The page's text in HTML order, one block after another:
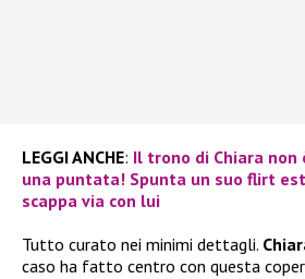
LEGGI ANCHE: Il trono di Chiara non
una puntata! Spunta un suo flirt
scappa via con lui
Tutto curato nei minimi dettagli.
caso ha fatto centro con questa